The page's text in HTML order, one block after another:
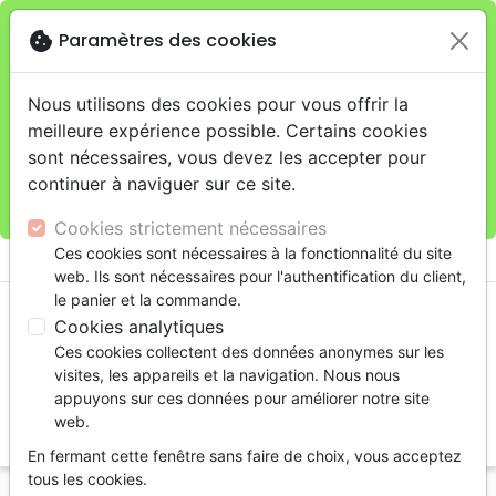
Je veux retirer ma commande au 4, rue Audubon
(Gare de Lyon), Parisclose
warningCette boutique en ligne est limitée au retrait en
magasin.
Pour les livraisons à domicile, veuillez passer vos
commandes sur la boutique La Maison de la Bible
shopping_cart
cookie Paramètres des cookies
Nous utilisons des cookies pour vous offrir la
meilleure expérience possible. Certains cookies
sont nécessaires, vous devez les accepter pour
continuer à naviguer sur ce site.
Cookies strictement nécessaires
Ces cookies sont nécessaires à la fonctionnalité du site
web. Ils sont nécessaires pour l'authentification du client,
le panier et la commande.
Cookies analytiques
Ces cookies collectent des données anonymes sur les
visites, les appareils et la navigation. Nous nous
appuyons sur ces données pour améliorer notre site
web.
En fermant cette fenêtre sans faire de choix, vous acceptez
tous les cookies.